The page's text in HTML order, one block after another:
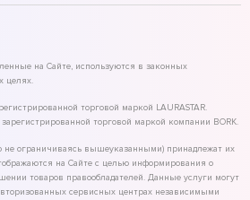
на Сайте, используются в законных
целях.
торговой маркой LAURASTAR.
торговой маркой компании BORK.
не ограничиваясь вышеуказанными) принадлежат их
на Сайте с целью информирования о
товаров правообладателей. Данные услуги могут
сервисных центрах независимыми